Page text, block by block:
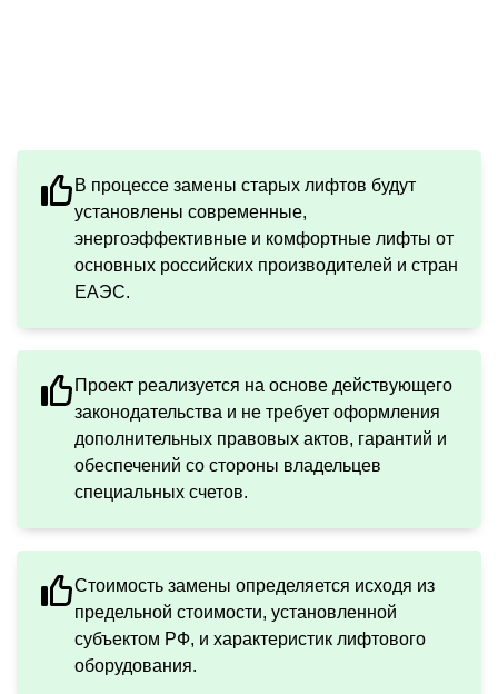
В процессе замены старых лифтов будут
установлены современные,
энергоэффективные и комфортные лифты от
основных российских производителей и стран
ЕАЭС.
Проект реализуется на основе действующего
законодательства и не требует оформления
дополнительных правовых актов, гарантий и
обеспечений со стороны владельцев
специальных счетов.
Стоимость замены определяется исходя из
предельной стоимости, установленной
субъектом РФ, и характеристик лифтового
оборудования.